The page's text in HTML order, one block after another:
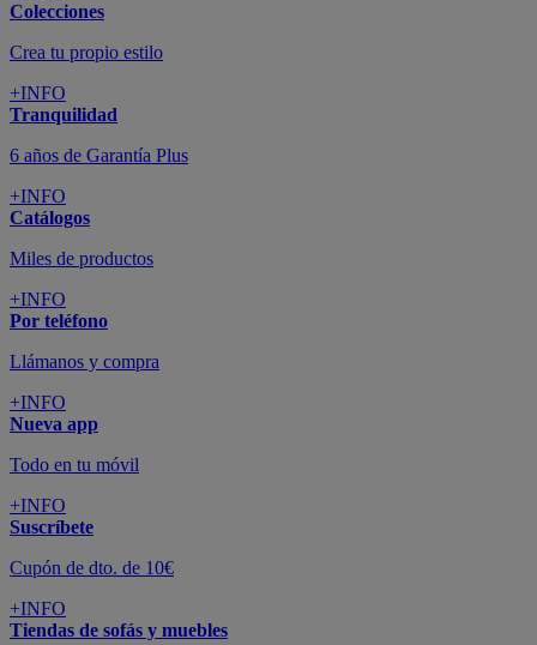
Colecciones
Crea tu propio estilo
+INFO
Tranquilidad
6 años de Garantía Plus
+INFO
Catálogos
Miles de productos
+INFO
Por teléfono
Llámanos y compra
+INFO
Nueva app
Todo en tu móvil
+INFO
Suscríbete
Cupón de dto. de 10€
+INFO
Tiendas de sofás y muebles